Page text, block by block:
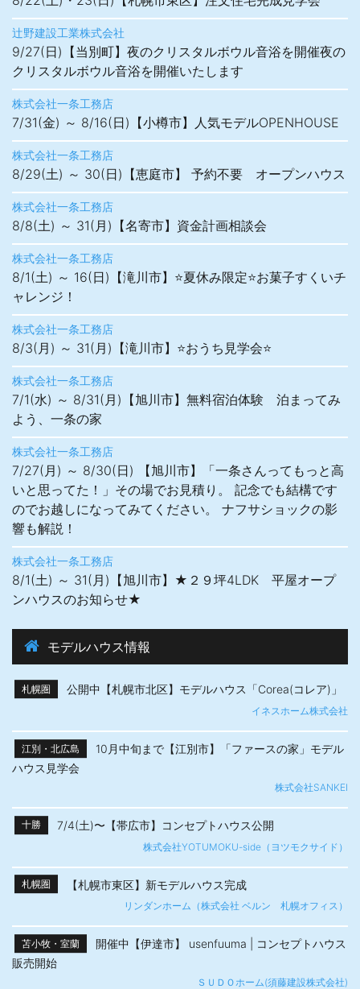
辻野建設工業株式会社
9/27(日)【当別町】夜のクリスタルボウル音浴を開催夜の
クリスタルボウル音浴を開催いたします
株式会社一条工務店
7/31(金) ～ 8/16(日)【小樽市】人気モデルOPENHOUSE
株式会社一条工務店
8/29(土) ～ 30(日)【恵庭市】 予約不要 オープンハウス
株式会社一条工務店
8/8(土) ～ 31(月)【名寄市】資金計画相談会
株式会社一条工務店
8/1(土) ～ 16(日)【滝川市】⭐夏休み限定⭐お菓子すくいチ
ャレンジ！
株式会社一条工務店
8/3(月) ～ 31(月)【滝川市】⭐おうち見学会⭐
株式会社一条工務店
7/1(水) ～ 8/31(月)【旭川市】無料宿泊体験 泊まってみ
よう、一条の家
株式会社一条工務店
7/27(月) ～ 8/30(日) 【旭川市】「一条さんってもっと高
いと思ってた！」その場でお見積り。 記念でも結構です
のでお越しになってみてください。 ナフサショックの影
響も解説！
株式会社一条工務店
8/1(土) ～ 31(月)【旭川市】★２９坪4LDK 平屋オープ
ンハウスのお知らせ★
モデルハウス情報
札幌圏 公開中【札幌市北区】モデルハウス「Corea(コレア)」
イネスホーム株式会社
江別・北広島
10月中旬まで【江別市】「ファースの家」モデル
ハウス見学会
株式会社SANKEI
十勝 7/4(土)〜【帯広市】​コンセプトハウス公開
株式会社YOTUMOKU-side（ヨツモクサイド）
札幌圏 【札幌市東区】新モデルハウス完成
リンダンホーム（株式会社 ベルン 札幌オフィス）
苫小牧・室蘭
開催中【伊達市】 usenfuuma | コンセプトハウス
販売開始
ＳＵＤＯホーム(須藤建設株式会社)